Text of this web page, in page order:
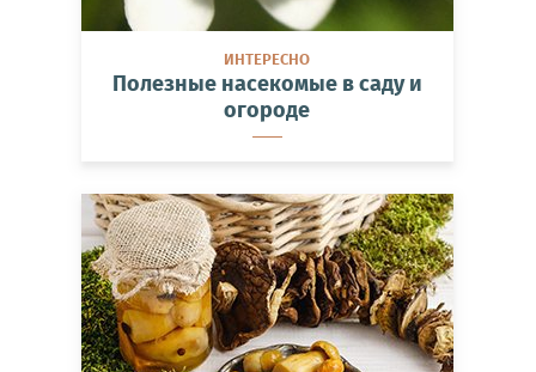
ИНТЕРЕСНО
Полезные насекомые в саду и
огороде